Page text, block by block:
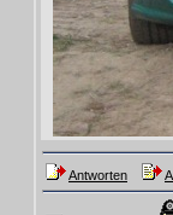
Antworten